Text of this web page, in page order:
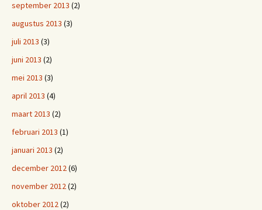
september 2013 (2)
augustus 2013 (3)
juli 2013 (3)
juni 2013 (2)
mei 2013 (3)
april 2013 (4)
maart 2013 (2)
februari 2013 (1)
januari 2013 (2)
december 2012(6)
november 2012(2)
oktober 2012(2)